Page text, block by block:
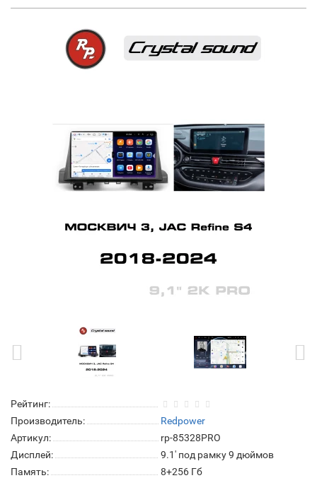
Рейтинг:
Производитель:
Redpower
Артикул:
rp-85328PRO
Дисплей:
9.1' под рамку 9 дюймов
Память:
8+256 Гб